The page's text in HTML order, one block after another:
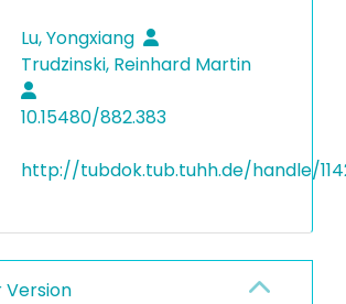
Lu, Yongxiang
Trudzinski, Reinhard Martin
10.15480/882.383
http://tubdok.tub.tuhh.de/handle/
Version